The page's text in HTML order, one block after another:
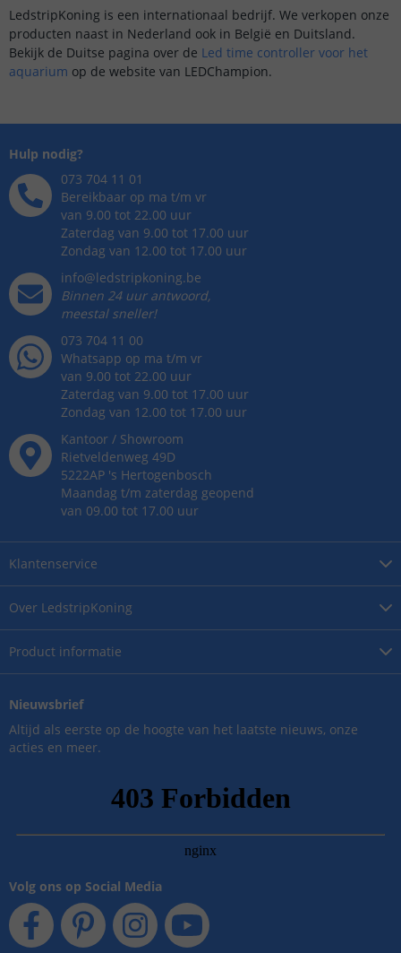
LedstripKoning is een internationaal bedrijf. We verkopen onze
producten naast in Nederland ook in België en Duitsland.
Bekijk de Duitse pagina over de Led time controller voor het
aquarium op de website van LEDChampion.
Over LedstripKoning
Product informatie
Klantenservice
Hulp nodig?
073 704 11 01
Bereikbaar op ma t/m vr
van 9.00 tot 22.00 uur
Zaterdag van 9.00 tot 17.00 uur
Zondag van 12.00 tot 17.00 uur
info@ledstripkoning.be
Binnen 24 uur antwoord,
meestal sneller!
073 704 11 00
Whatsapp op ma t/m vr
van 9.00 tot 22.00 uur
Zaterdag van 9.00 tot 17.00 uur
Zondag van 12.00 tot 17.00 uur
Kantoor / Showroom
Rietveldenweg 49D
5222AP 's Hertogenbosch
Maandag t/m zaterdag geopend
van 09.00 tot 17.00 uur
Nieuwsbrief
Altijd als eerste op de hoogte van het laatste nieuws, onze
acties en meer.
Volg ons op Social Media